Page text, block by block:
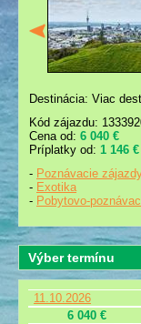
Destinácia: Viac
Kód zájazdu:
Cena od: 6 040 €
Príplatky od: 1 146 €
- Poznávacie
- Exotika
- Pobytovo-
Výber termínu
11.10.2026
6 040 €